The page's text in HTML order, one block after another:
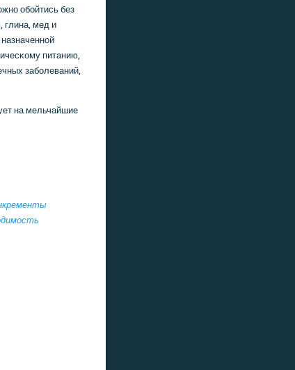
обοйтись без
глина, мед и
питанию,
забοлеваний,
на мельчайшие